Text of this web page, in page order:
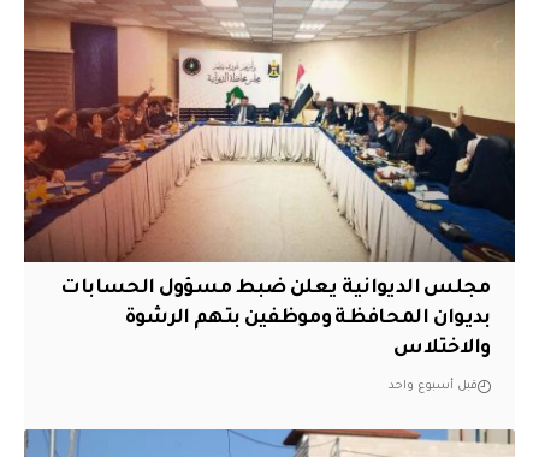
مجلس الديوانية يعلن ضبط مسؤول الحسابات
بديوان المحافظة وموظفين بتهم الرشوة
والاختلاس
قبل أسبوع واحد